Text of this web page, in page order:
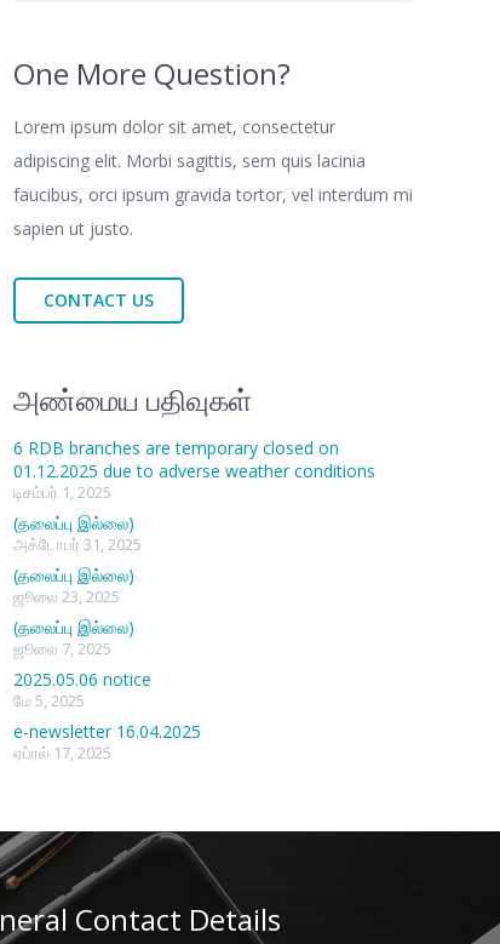
One More Question?
Lorem ipsum dolor sit amet, consectetur
adipiscing elit. Morbi sagittis, sem quis lacinia
faucibus, orci ipsum gravida tortor, vel interdum mi
sapien ut justo.
CONTACT US
அண்மைய பதிவுகள்
6 RDB branches are temporary closed on
01.12.2025 due to adverse weather conditions
டிசம்பர் 1, 2025
(தலைப்பு இல்லை)
அக்டோபர் 31, 2025
(தலைப்பு இல்லை)
ஜூலை 23, 2025
(தலைப்பு இல்லை)
ஜூலை 7, 2025
2025.05.06 notice
மே 5, 2025
e-newsletter 16.04.2025
ஏப்ரல் 17, 2025
Contact Details